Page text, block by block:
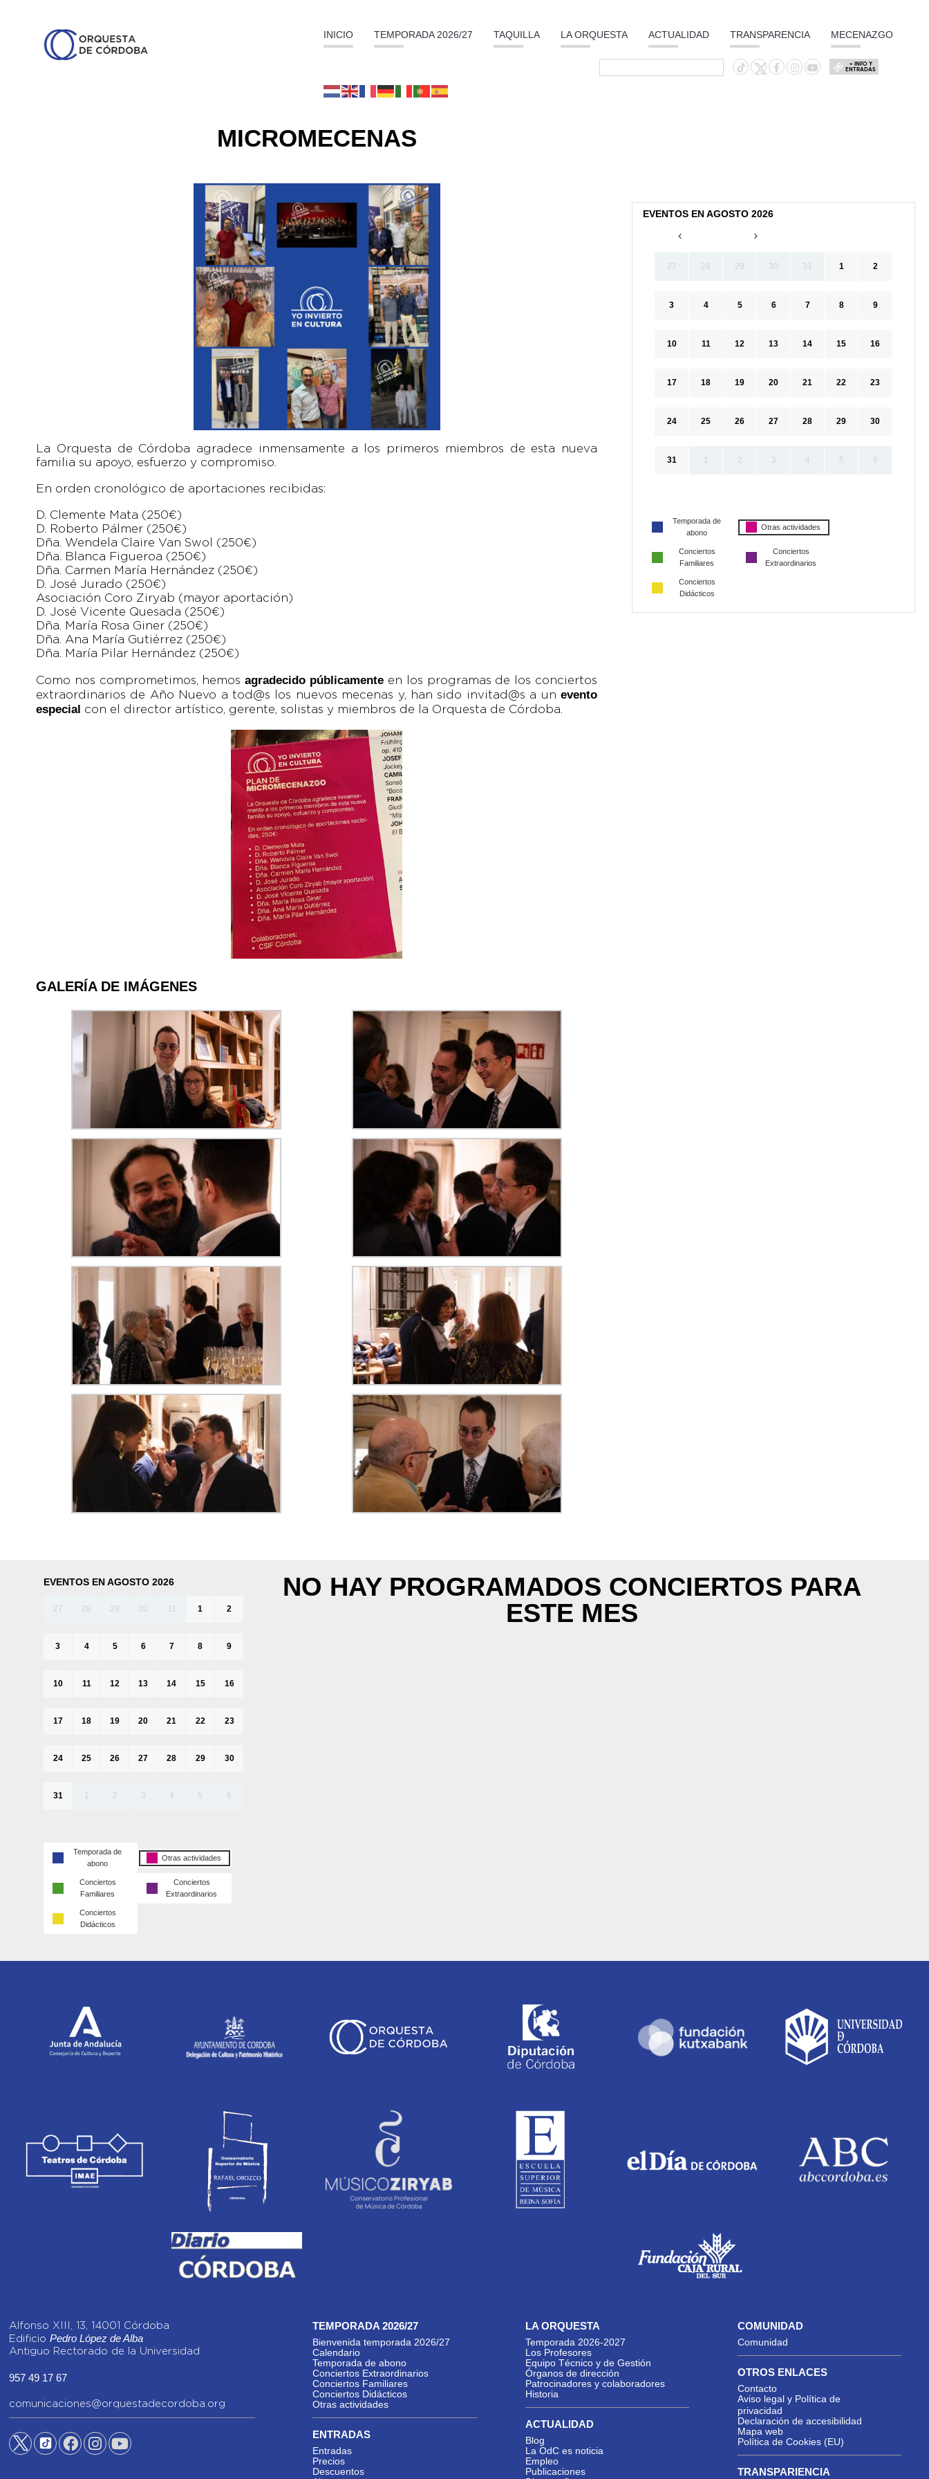
INICIO TEMPORADA 2026/27 TAQUILLA LA ORQUESTA ACTUALIDAD TRANSPARENCIA MECENAZGO
+ INFO Y
ENTRADAS
MICROMECENAS
La Orquesta de Córdoba agradece inmensamente a los primeros miembros de esta nueva
familia su apoyo, esfuerzo y compromiso.
En orden cronológico de aportaciones recibidas:
D. Clemente Mata (250€)
D. Roberto Pálmer (250€)
Dña. Wendela Claire Van Swol (250€)
Dña. Blanca Figueroa (250€)
Dña. Carmen María Hernández (250€)
D. José Jurado (250€)
Asociación Coro Ziryab (mayor aportación)
D. José Vicente Quesada (250€)
Dña. María Rosa Giner (250€)
Dña. Ana María Gutiérrez (250€)
Dña. María Pilar Hernández (250€)
Como nos comprometimos, hemosagradecido públicamente en los programas de los conciertos
extraordinarios de Año Nuevo a tod@s los nuevos mecenas y, han sido invitad@s a un evento
especial con el director artístico, gerente, solistas y miembros de la Orquesta de Córdoba.
GALERÍA DE IMÁGENES
EVENTOS EN AGOSTO 2026
27 28 29 30 31 1 2
3 4 5 6 7 8 9
10 11 12 13 14 15 16
17 18 19 20 21 22 23
24 25 26 27 28 29 30
31 1 2 3 4 5 6
Temporada de
abono
Otras actividades
Conciertos
Familiares
Conciertos
Extraordinarios
Conciertos
Didácticos
EVENTOS EN AGOSTO 2026
27 28 29 30 31 1 2
3 4 5 6 7 8 9
10 11 12 13 14 15 16
17 18 19 20 21 22 23
24 25 26 27 28 29 30
31 1 2 3 4 5 6
Temporada de
abono
Otras actividades
Conciertos
Familiares
Conciertos
Extraordinarios
Conciertos
Didácticos
NO HAY PROGRAMADOS CONCIERTOS PARA
ESTE MES
Alfonso XIII, 13, 14001 Córdoba
Edificio Pedro López de Alba
Antiguo Rectorado de la Universidad
957 49 17 67
comunicaciones@orquestadecordoba.org
TEMPORADA 2026/27
Bienvenida temporada 2026/27
Calendario
Temporada de abono
Conciertos Extraordinarios
Conciertos Familiares
Conciertos Didácticos
Otras actividades
ENTRADAS
Entradas
Precios
Descuentos
LA ORQUESTA
Temporada 2026-2027
Los Profesores
Equipo Técnico y de Gestión
Órganos de dirección
Patrocinadores y colaboradores
Historia
ACTUALIDAD
Blog
La OdC es noticia
Empleo
Publicaciones
COMUNIDAD
Comunidad
OTROS ENLACES
Contacto
Aviso legal y Política de
privacidad
Declaración de accesibilidad
Mapa web
Política de Cookies (EU)
TRANSPARIENCIA